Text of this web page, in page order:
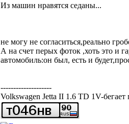
Из машин нравятся седаны...
не могу не согласиться,реально
А на счет перых фоток ,хоть это и
автомобиль:он был, есть и
--------------------
Volkswagen Jetta II 1.6 TD 1V-